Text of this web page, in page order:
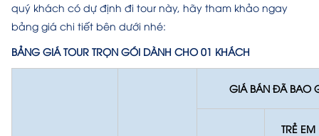
quý khách có dự định đi tour này, hãy tham khảo ngay
bảng giá chi tiết bên dưới nhé:
BẢNG GIÁ TOUR TRỌN GÓI DÀNH CHO 01 KHÁCH
GIÁ BÁN ĐÃ BAO
TRẺ EM